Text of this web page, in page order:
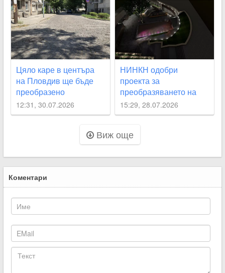
Цяло каре в центъра
на Пловдив ще бъде
преобразено
12:31, 30.07.2026
НИНКН одобри
проекта за
преобразяването на
подлез
“Археологически“
15:29, 28.07.2026
Виж още
Коментари